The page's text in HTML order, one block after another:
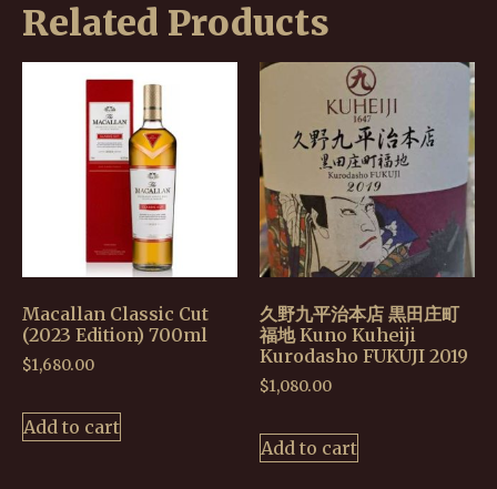
Related Products
Macallan Classic Cut
(2023 Edition) 700ml
$1,680.00
Add to cart
久野九平治本店 黒田庄町
福地 Kuno Kuheiji
Kurodasho FUKUJI 2019
$1,080.00
Add to cart